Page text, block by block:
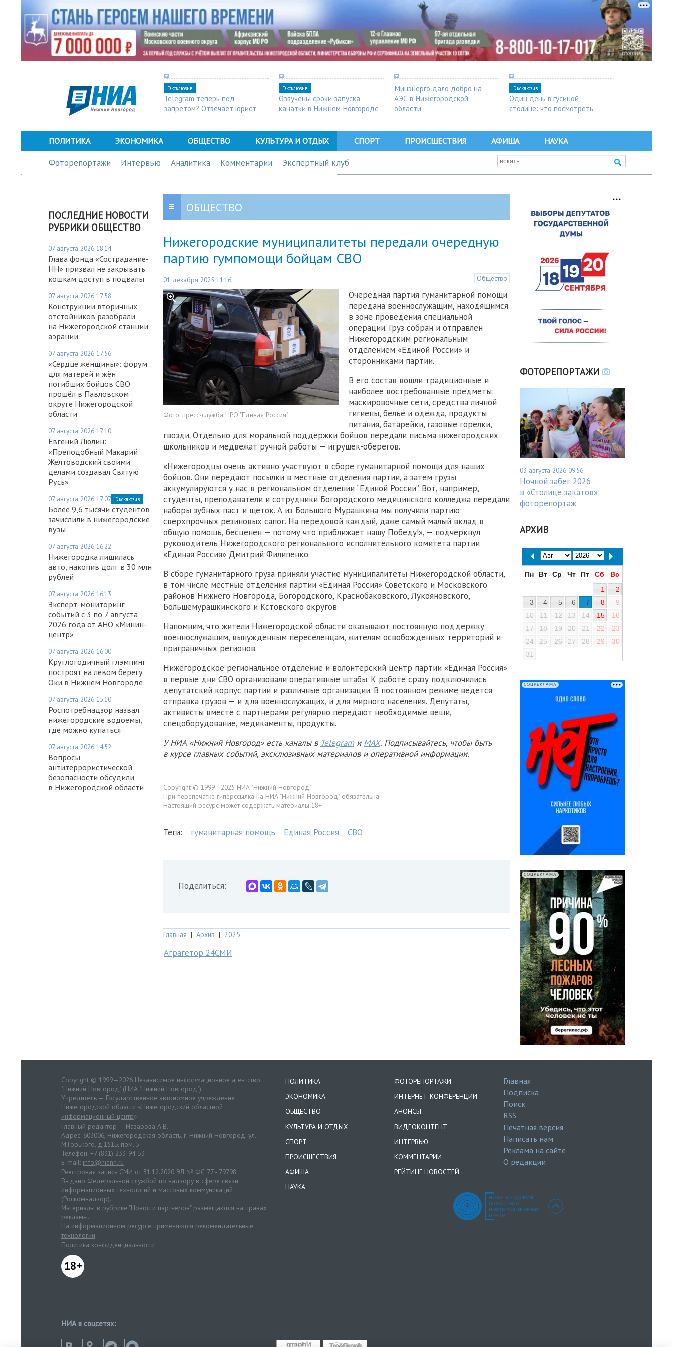
Эксклюзив
Telegram теперь под
запретом? Отвечает юрист
Эксклюзив
Озвучены сроки запуска
канатки в Нижнем Новгороде
Минэнерго дало добро на
АЭС в Нижегородской
области
Эксклюзив
Один день в гусиной
столице: что посмотреть
ПОЛИТИКА ЭКОНОМИКА ОБЩЕСТВО КУЛЬТУРА И ОТДЫХ СПОРТ ПРОИСШЕСТВИЯ АФИША НАУКА
Фоторепортажи Интервью Аналитика Комментарии Экспертный клуб
ПОСЛЕДНИЕ НОВОСТИ
РУБРИКИ ОБЩЕСТВО
07 августа 2026 18:14
Глава фонда «Сострадание-
НН» призвал не закрывать
кошкам доступ в подвалы
07 августа 2026 17:58
Конструкции вторичных
отстойников разобрали
на Нижегородской станции
аэрации
07 августа 2026 17:56
«Сердце женщины»: форум
для матерей и жён
погибших бойцов СВО
прошёл в Павловском
округе Нижегородской
области
07 августа 2026 17:10
Евгений Люлин:
«Преподобный Макарий
Желтоводский своими
делами создавал Святую
Русь»
07 августа 2026 17:07 Эксклюзив
Более 9,6 тысячи студентов
зачислили в нижегородские
вузы
07 августа 2026 16:22
Нижегородка лишилась
авто, накопив долг в 30 млн
рублей
07 августа 2026 16:13
Эксперт-мониторинг
событий с 3 по 7 августа
2026 года от АНО «Минин-
центр»
07 августа 2026 16:00
Круглогодичный глэмпинг
построят на левом берегу
Оки в Нижнем Новгороде
07 августа 2026 15:10
Роспотребнадзор назвал
нижегородские водоемы,
где можно купаться
07 августа 2026 14:52
Вопросы
антитеррористической
безопасности обсудили
в Нижегородской области
ОБЩЕСТВО
Нижегородские муниципалитеты передали очередную
партию гумпомощи бойцам СВО
01 декабря 2025 11:16 Общество
Фото: пресс-служба НРО "Единая Россия"
Очередная партия гуманитарной помощи
передана военнослужащим, находящимся
в зоне проведения специальной
операции. Груз собран и отправлен
Нижегородским региональным
отделением «Единой России» и
сторонниками партии.
В его состав вошли традиционные и
наиболее востребованные предметы:
маскировочные сети, средства личной
гигиены, бельё и одежда, продукты
питания, батарейки, газовые горелки,
гвозди. Отдельно для моральной поддержки бойцов передали письма нижегородских
школьников и медвежат ручной работы — игрушек-оберегов.
«Нижегородцы очень активно участвуют в сборе гуманитарной помощи для наших
бойцов. Они передают посылки в местные отделения партии, а затем грузы
аккумулируются у нас в региональном отделении “Единой России”. Вот, например,
студенты, преподаватели и сотрудники Богородского медицинского колледжа передали
наборы зубных паст и щеток. А из Большого Мурашкина мы получили партию
сверхпрочных резиновых сапог. На передовой каждый, даже самый малый вклад в
общую помощь, бесценен — потому что приближает нашу Победу!», — подчеркнул
руководитель Нижегородского регионального исполнительного комитета партии
«Единая Россия» Дмитрий Филипенко.
В сборе гуманитарного груза приняли участие муниципалитеты Нижегородской области,
в том числе местные отделения партии «Единая Россия» Советского и Московского
районов Нижнего Новгорода, Богородского, Краснобаковского, Лукояновского,
Большемурашкинского и Кстовского округов.
Напомним, что жители Нижегородской области оказывают постоянную поддержку
военнослужащим, вынужденным переселенцам, жителям освобожденных территорий и
приграничных регионов.
Нижегородское региональное отделение и волонтерский центр партии «Единая Россия»
в первые дни СВО организовали оперативные штабы. К работе сразу подключились
депутатский корпус партии и различные организации. В постоянном режиме ведется
отправка грузов — и для военнослужащих, и для мирного населения. Депутаты,
активисты вместе с партнерами регулярно передают необходимые вещи,
спецоборудование, медикаменты, продукты.
У НИА «Нижний Новгород» есть каналы в Telegram и MAX. Подписывайтесь, чтобы быть
в курсе главных событий, эксклюзивных материалов и оперативной информации.
Copyright © 1999—2025 НИА "Нижний Новгород".
При перепечатке гиперссылка на НИА "Нижний Новгород" обязательна.
Настоящий ресурс может содержать материалы 18+
Теги: гуманитарная помощь Единая Россия СВО
Поделиться:
Главная | Архив | 2025
Аграгетор 24СМИ
ФОТОРЕПОРТАЖИ
03 августа 2026 09:56
Ночной забег 2026
в «Столице закатов»:
фоторепортаж
АРХИВ
Пн Вт Ср Чт Пт Сб
Вс
1
2
3
4 5 6 7 8
9
10
11 12 13 14 15
16
17
18 19 20 21 22
23
24
25 26 27 28 29
30
31
СОЦРЕКЛАМА
СОЦРЕКЛАМА
Copyright © 1999—2026 Независимое информационное агентство
"Нижний Новгород" (НИА "Нижний Новгород")
Учредитель — Государственное автономное учреждение
Нижегородской области «Нижегородский областной
информационный центр»
Главный редактор — Назарова А.В.
Адрес: 603006, Нижегородская область, г. Нижний Новгород. ул.
М.Горького, д.151Б, пом. 5
Телефон: +7 (831) 233-94-53
E-mail: info@niann.ru
Реестровая запись СМИ от 31.12.2020 ЭЛ № ФС 77 - 79798.
Выдано Федеральной службой по надзору в сфере связи,
информационных технологий и массовых коммуникаций
(Роскомнадзор).
Материалы в рубрике "Новости партнеров" размещаются на правах
рекламы.
На информационном ресурсе применяются рекомендательные
технологии.
Политика конфиденциальности
18+
ПОЛИТИКА
ЭКОНОМИКА
ОБЩЕСТВО
КУЛЬТУРА И ОТДЫХ
СПОРТ
ПРОИСШЕСТВИЯ
АФИША
НАУКА
ФОТОРЕПОРТАЖИ
ИНТЕРНЕТ-КОНФЕРЕНЦИИ
АНОНСЫ
ВИДЕОКОНТЕНТ
ИНТЕРВЬЮ
КОММЕНТАРИИ
РЕЙТИНГ НОВОСТЕЙ
Главная
Подписка
Поиск
RSS
Печатная версия
Написать нам
Реклама на сайте
О редакции
НИА в соцсетях: